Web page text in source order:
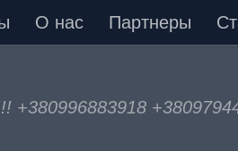
О нас Партнеры